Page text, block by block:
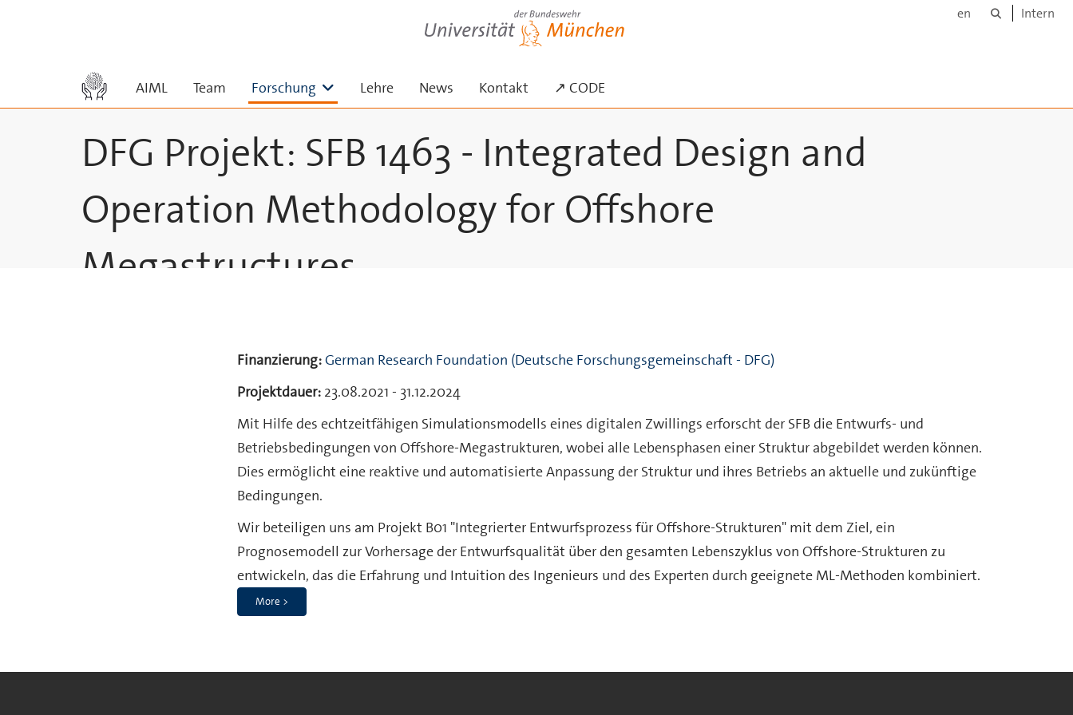
en Intern
AIML Team Forschung Untermenü ausklappen
Lehre News Kontakt ↗ CODE
DFG Projekt: SFB 1463 - Integrated Design and
Operation Methodology for Offshore
Megastructures
Finanzierung:German Research Foundation (Deutsche Forschungsgemeinschaft - DFG)
Projektdauer: 23.08.2021 - 31.12.2024
Mit Hilfe des echtzeitfähigen Simulationsmodells eines digitalen Zwillings erforscht der SFB die Entwurfs- und
Betriebsbedingungen von Offshore-Megastrukturen, wobei alle Lebensphasen einer Struktur abgebildet werden können.
Dies ermöglicht eine reaktive und automatisierte Anpassung der Struktur und ihres Betriebs an aktuelle und zukünftige
Bedingungen.
Wir beteiligen uns am Projekt B01 "Integrierter Entwurfsprozess für Offshore-Strukturen" mit dem Ziel, ein
Prognosemodell zur Vorhersage der Entwurfsqualität über den gesamten Lebenszyklus von Offshore-Strukturen zu
entwickeln, das die Erfahrung und Intuition des Ingenieurs und des Experten durch geeignete ML-Methoden kombiniert.
More >